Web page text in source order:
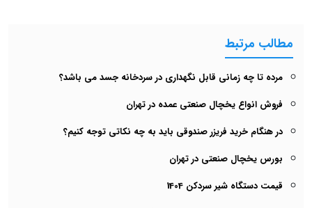
مطالب مرتبط
مرده تا چه زمانی قابل نگهداری در سردخانه جسد می باشد؟
فروش انواع یخچال صنعتی عمده در تهران
در هنگام خرید فریزر صندوقی باید به چه نکاتی توجه کنیم؟
بورس یخچال صنعتی در تهران
قیمت دستگاه شیر سردکن 1404